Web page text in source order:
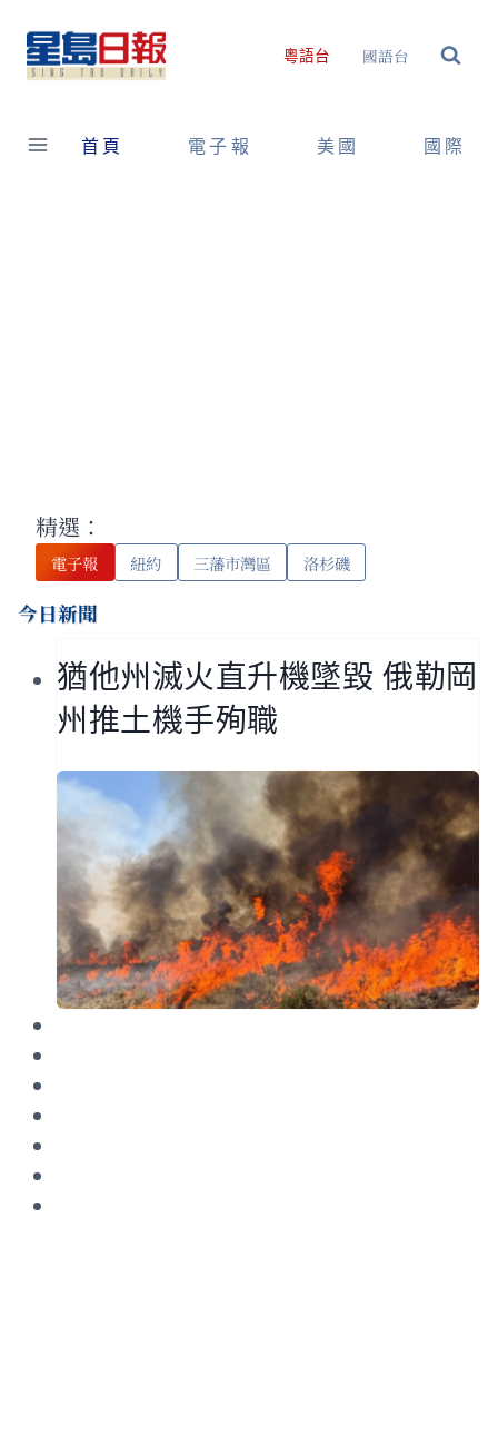
content
粵語台 國語台
首頁 電子報 美國 國際
精選：
電子報 紐約 三藩市灣區 洛杉磯
今日新聞
猶他州滅火直升機墜毀 俄勒岡
州推土機手殉職